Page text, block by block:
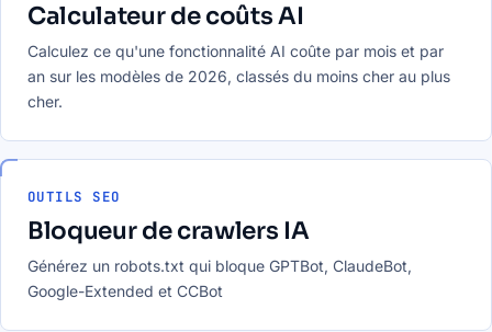
Calculateur de coûts AI
Calculez ce qu'une fonctionnalité AI coûte par mois et par
an sur les modèles de 2026, classés du moins cher au plus
cher.
OUTILS SEO
Bloqueur de crawlers IA
Générez un robots.txt qui bloque GPTBot, ClaudeBot,
Google-Extended et CCBot